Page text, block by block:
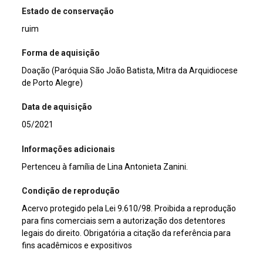
Estado de conservação
ruim
Forma de aquisição
Doação (Paróquia São João Batista, Mitra da Arquidiocese
de Porto Alegre)
Data de aquisição
05/2021
Informações adicionais
Pertenceu à família de Lina Antonieta Zanini.
Condição de reprodução
Acervo protegido pela Lei 9.610/98. Proibida a reprodução
para fins comerciais sem a autorização dos detentores
legais do direito. Obrigatória a citação da referência para
fins acadêmicos e expositivos